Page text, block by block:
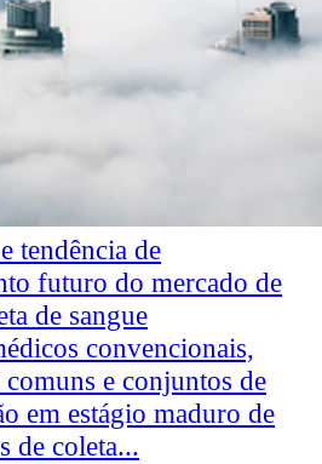
tendência de
futuro do mercado de
de sangue
convencionais,
e conjuntos de
em estágio maduro de
de coleta...